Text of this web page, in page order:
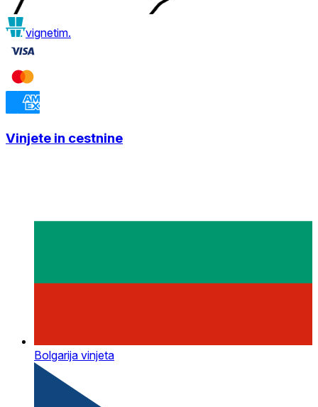
vignetim.
Vinjete in cestnine
Bolgarija vinjeta